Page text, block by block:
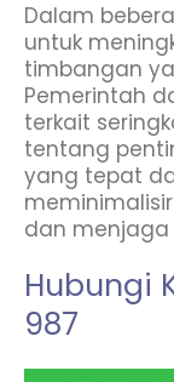
Dalam
untuk
timbangan
Pemerintah
terkait
tentang
yang tepat
dan menjaga
Hubungi
987